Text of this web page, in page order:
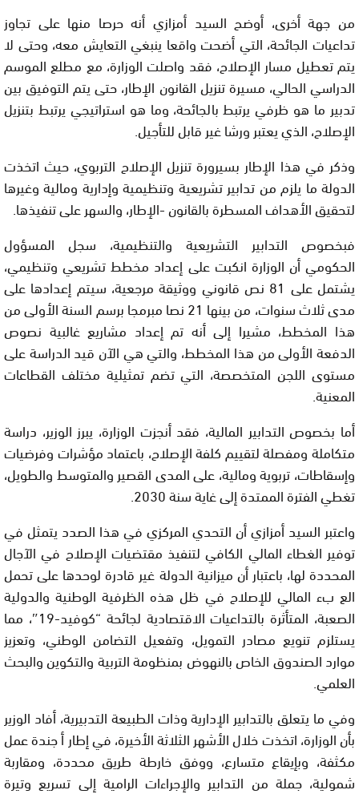
من جهة أخرى، أوضح السيد أمزازي أنه حرصا منها على تجاوز
تداعيات الجائحة، التي أضحت واقعا ينبغي التعايش معه، وحتى لا
يتم تعطيل مسار الإصلاح، فقد واصلت الوزارة، مع مطلع الموسم
الدراسي الحالي، مسيرة تنزيل القانون الإطار، حتى يتم التوفيق بين
تدبير ما هو ظرفي يرتبط بالجائحة، وما هو استراتيجي يرتبط بتنزيل
الإصلاح، الذي يعتبر ورشا غير قابل للتأجيل.
وذكر في هذا الإطار بسيرورة تنزيل الإصلاح التربوي، حيث اتخذت
الدولة ما يلزم من تدابير تشريعية وتنظيمية وإدارية ومالية وغيرها
لتحقيق الأهداف المسطرة بالقانون -الإطار، والسهر على تنفيذها.
فبخصوص التدابير التشريعية والتنظيمية، سجل المسؤول
الحكومي أن الوزارة انكبت على إعداد مخطط تشريعي وتنظيمي،
يشتمل على 81 نص قانوني ووثيقة مرجعية، سيتم إعدادها على
مدى ثلاث سنوات، من بينها 21 نصا مبرمجا برسم السنة الأولى من
هذا المخطط، مشيرا إلى أنه تم إعداد مشاريع غالبية نصوص
الدفعة الأولى من هذا المخطط، والتي هي الآن قيد الدراسة على
مستوى اللجن المتخصصة، التي تضم تمثيلية مختلف القطاعات
المعنية.
أما بخصوص التدابير المالية، فقد أنجزت الوزارة، يبرز الوزير، دراسة
متكاملة ومفصلة لتقييم كلفة الإصلاح، باعتماد مؤشرات وفرضيات
وإسقاطات، تربوية ومالية، على المدى القصير والمتوسط والطويل،
تغطي الفترة الممتدة إلى غاية سنة 2030.
واعتبر السيد أمزازي أن التحدي المركزي في هذا الصدد يتمثل في
توفير الغطاء المالي الكافي لتنفيذ مقتضيات الإصلاح في الآجال
المحددة لها، باعتبار أن ميزانية الدولة غير قادرة لوحدها على تحمل
الع بء المالي للإصلاح في ظل هذه الظرفية الوطنية والدولية
الصعبة، المتأثرة بالتداعيات الاقتصادية لجائحة “كوفيد-19″، مما
يستلزم تنويع مصادر التمويل، وتفعيل التضامن الوطني، وتعزيز
موارد الصندوق الخاص بالنهوض بمنظومة التربية والتكوين والبحث
العلمي.
وفي ما يتعلق بالتدابير الإدارية وذات الطبيعة التدبيرية، أفاد الوزير
بأن الوزارة، اتخذت خلال الأشهر الثلاثة الأخيرة، في إطار أ جندة عمل
مكثفة، وبإيقاع متسارع، ووفق خارطة طريق محددة، ومقاربة
شمولية، جملة من التدابير والإجراءات الرامية إلى تسريع وتيرة